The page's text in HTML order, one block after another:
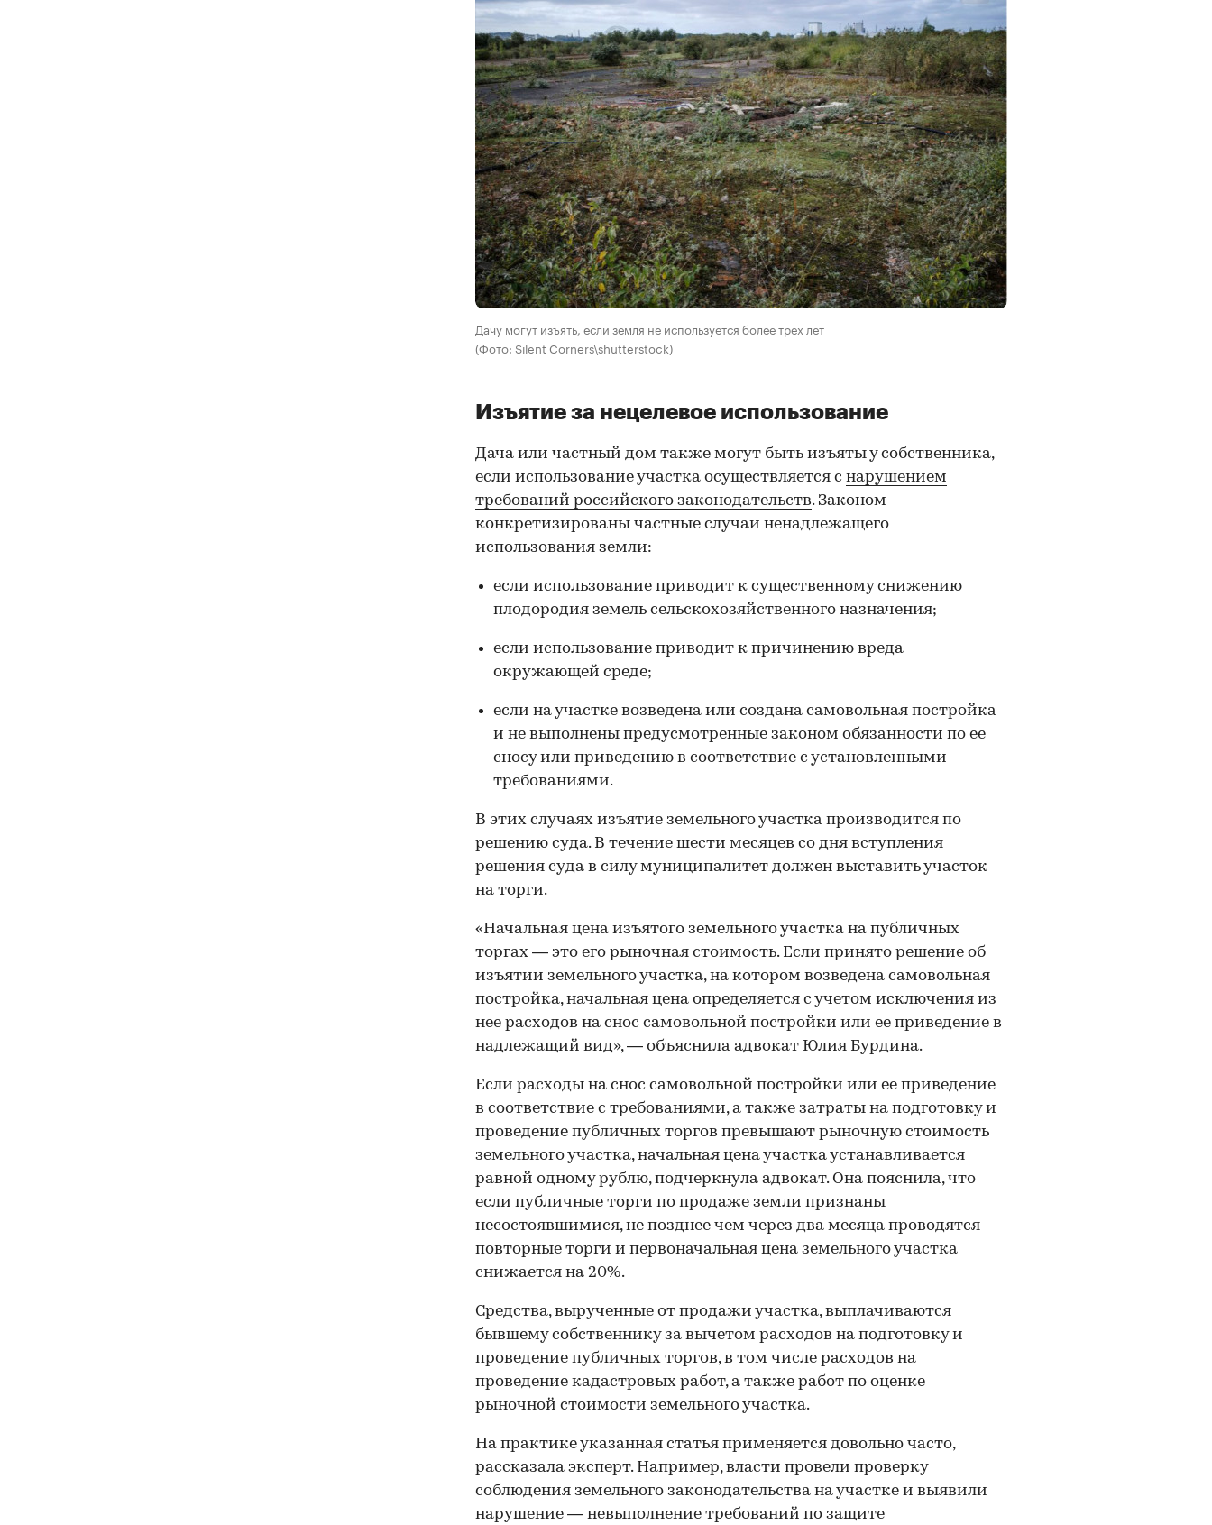
Дачу могут изъять, если земля не используется более трех лет
(Фото: Silent Corners\shutterstock)
Изъятие за нецелевое использование
Дача или частный дом также могут быть изъяты у собственника,
если использование участка осуществляется с нарушением
требований российского законодательств. Законом
конкретизированы частные случаи ненадлежащего
использования земли:
если использование приводит к существенному снижению
плодородия земель сельскохозяйственного назначения;
если использование приводит к причинению вреда
окружающей среде;
если на участке возведена или создана самовольная постройка
и не выполнены предусмотренные законом обязанности по ее
сносу или приведению в соответствие с установленными
требованиями.
В этих случаях изъятие земельного участка производится по
решению суда. В течение шести месяцев со дня вступления
решения суда в силу муниципалитет должен выставить участок
на торги.
«Начальная цена изъятого земельного участка на публичных
торгах — это его рыночная стоимость. Если принято решение об
изъятии земельного участка, на котором возведена самовольная
постройка, начальная цена определяется с учетом исключения из
нее расходов на снос самовольной постройки или ее приведение в
надлежащий вид», — объяснила адвокат Юлия Бурдина.
Если расходы на снос самовольной постройки или ее приведение
в соответствие с требованиями, а также затраты на подготовку и
проведение публичных торгов превышают рыночную стоимость
земельного участка, начальная цена участка устанавливается
равной одному рублю, подчеркнула адвокат. Она пояснила, что
если публичные торги по продаже земли признаны
несостоявшимися, не позднее чем через два месяца проводятся
повторные торги и первоначальная цена земельного участка
снижается на 20%.
Средства, вырученные от продажи участка, выплачиваются
бывшему собственнику за вычетом расходов на подготовку и
проведение публичных торгов, в том числе расходов на
проведение кадастровых работ, а также работ по оценке
рыночной стоимости земельного участка.
На практике указанная статья применяется довольно часто,
рассказала эксперт. Например, власти провели проверку
соблюдения земельного законодательства на участке и выявили
нарушение — невыполнение требований по защите